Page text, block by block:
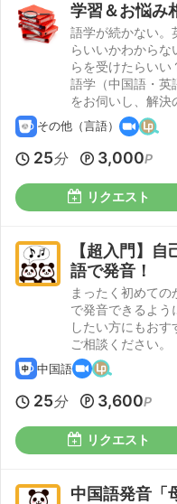
学習＆お悩み
語学が続かない。
らいいかわからな
らを受けたらいい
語学（中国語・英
をお伺いし、解決
その他（言語）
25分 3,000P
リクエスト
【超入門】
語で発音！
まったく初めて
で発音できるよう
したい方にもお
ご相談ください。
中国語
25分 3,600P
リクエスト
中国語発音「